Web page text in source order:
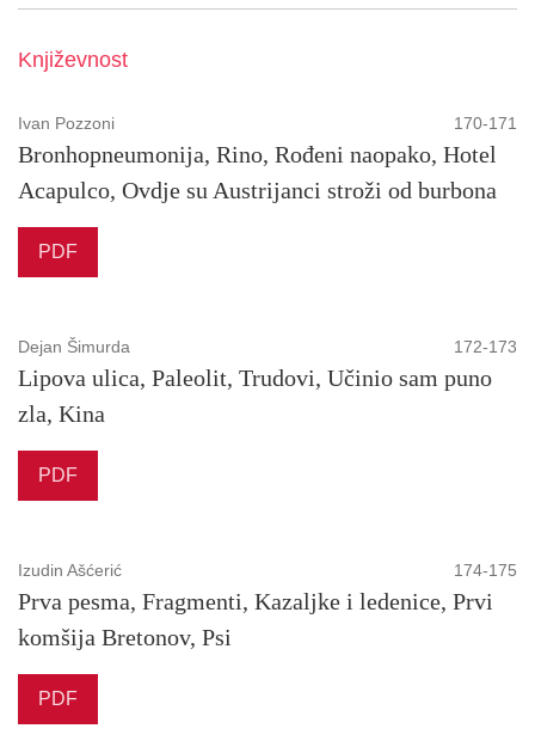
Književnost
Ivan Pozzoni 170-171
Bronhopneumonija, Rino, Rođeni naopako, Hotel
Acapulco, Ovdje su Austrijanci stroži od burbona
PDF
Dejan Šimurda 172-173
Lipova ulica, Paleolit, Trudovi, Učinio sam puno
zla, Kina
PDF
Izudin Ašćerić 174-175
Prva pesma, Fragmenti, Kazaljke i ledenice, Prvi
komšija Bretonov, Psi
PDF